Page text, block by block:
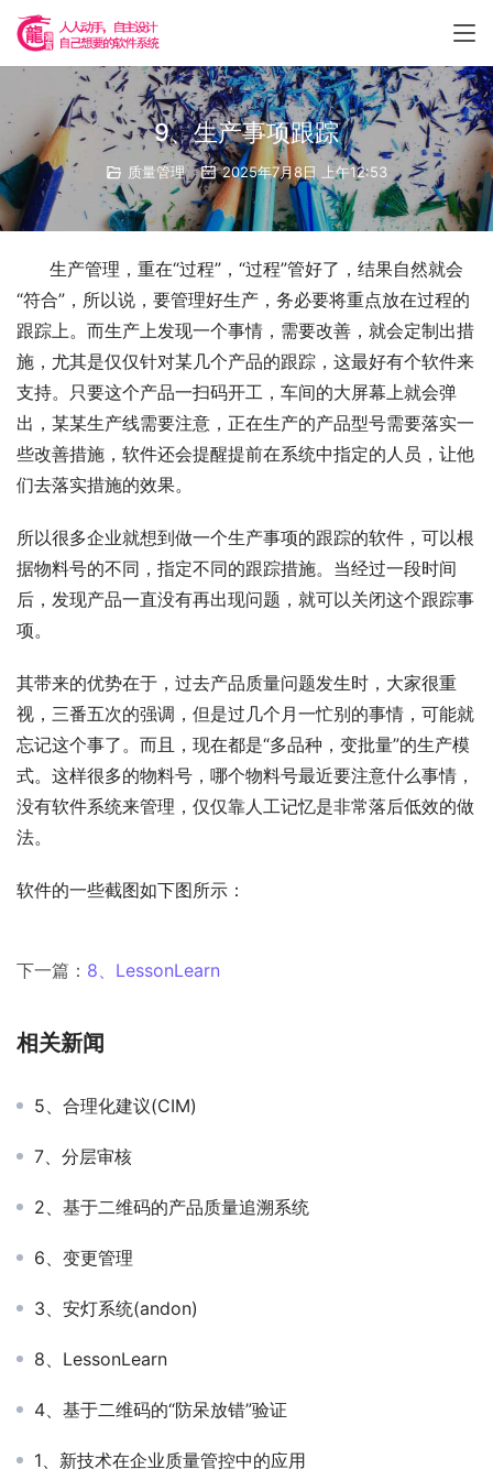
9、生产事项跟踪
质量管理 2025年7月8日 上午12:53
生产管理，重在“过程”，“过程”管好了，结果自然就会
“符合”，所以说，要管理好生产，务必要将重点放在过程的
跟踪上。而生产上发现一个事情，需要改善，就会定制出措
施，尤其是仅仅针对某几个产品的跟踪，这最好有个软件来
支持。只要这个产品一扫码开工，车间的大屏幕上就会弹
出，某某生产线需要注意，正在生产的产品型号需要落实一
些改善措施，软件还会提醒提前在系统中指定的人员，让他
们去落实措施的效果。
所以很多企业就想到做一个生产事项的跟踪的软件，可以根
据物料号的不同，指定不同的跟踪措施。当经过一段时间
后，发现产品一直没有再出现问题，就可以关闭这个跟踪事
项。
其带来的优势在于，过去产品质量问题发生时，大家很重
视，三番五次的强调，但是过几个月一忙别的事情，可能就
忘记这个事了。而且，现在都是“多品种，变批量”的生产模
式。这样很多的物料号，哪个物料号最近要注意什么事情，
没有软件系统来管理，仅仅靠人工记忆是非常落后低效的做
法。
软件的一些截图如下图所示：
下一篇： 8、LessonLearn
相关新闻
5、合理化建议(CIM)
7、分层审核
2、基于二维码的产品质量追溯系统
6、变更管理
3、安灯系统(andon)
8、LessonLearn
4、基于二维码的“防呆放错”验证
1、新技术在企业质量管控中的应用